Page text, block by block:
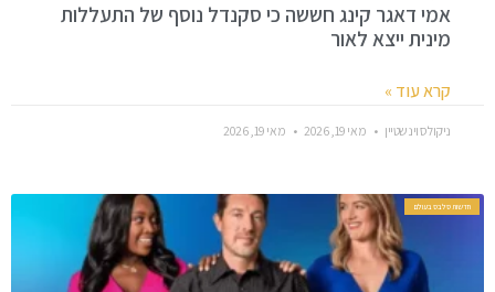
אמי דאגר קינג חששה כי סקנדל נוסף של התעללות
מינית ייצא לאור
קרא עוד »
ניקולס וינשטיין מאי 19, 2026 מאי 19, 2026
חדשות סלבס בעולם